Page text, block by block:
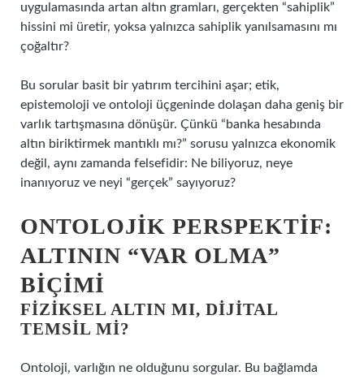
uygulamasında artan altın gramları, gerçekten “sahiplik”
hissini mi üretir, yoksa yalnızca sahiplik yanılsamasını mı
çoğaltır?
Bu sorular basit bir yatırım tercihini aşar; etik,
epistemoloji ve ontoloji üçgeninde dolaşan daha geniş bir
varlık tartışmasına dönüşür. Çünkü “banka hesabında
altın biriktirmek mantıklı mı?” sorusu yalnızca ekonomik
değil, aynı zamanda felsefidir: Ne biliyoruz, neye
inanıyoruz ve neyi “gerçek” sayıyoruz?
ONTOLOJIK PERSPEKTIF:
ALTININ “VAR OLMA”
BIÇIMI
FIZIKSEL ALTIN MI, DIJITAL
TEMSIL MI?
Ontoloji, varlığın ne olduğunu sorgular. Bu bağlamda